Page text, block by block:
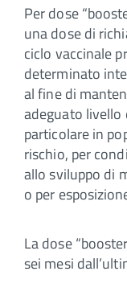
Per dose
una dose di
ciclo vaccinale
determinato
al fine di
adeguato
particolare in
rischio, per
allo sviluppo di
o per
La dose
sei mesi